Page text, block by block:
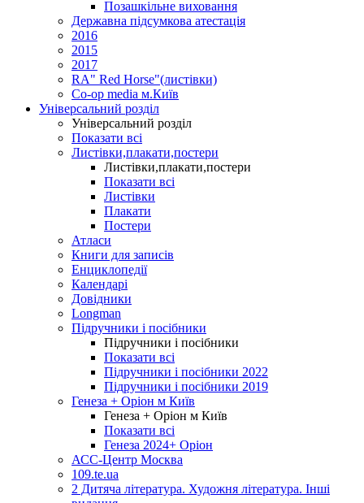
Позашкільне виховання
Державна підсумкова атестація
2016
2015
2017
RA" Red Horse"(листівки)
Co-op media м.Київ
Універсальний розділ
Універсальний розділ
Показати всі
Листівки,плакати,постери
Листівки,плакати,постери
Показати всі
Листівки
Плакати
Постери
Атласи
Книги для записів
Енциклопедії
Календарі
Довідники
Longman
Підручники і посібники
Підручники і посібники
Показати всі
Підручники і посібники 2022
Підручники і посібники 2019
Генеза + Оріон м Київ
Генеза + Оріон м Київ
Показати всі
Генеза 2024+ Оріон
АСС-Центр Москва
109.te.ua
2 Дитяча література. Художня література. Інші